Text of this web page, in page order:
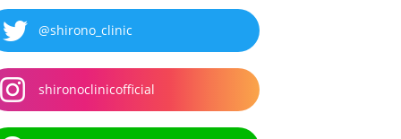
@shirono_clinic
shironoclinicofficial